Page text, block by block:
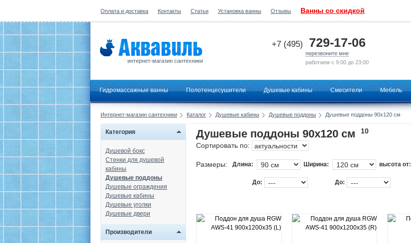
Оплата и доставка Контакты Статьи Установка ванны Отзывы Ванны со скидкой
интернет-магазин сантехники
+7 (495) 729-17-06
перезвоните мне
работаем с 9:00 до 23:00
Гидромассажные ванны Полотенцесушители Душевые кабины Смесители Мебель
Интернет-магазин сантехники Каталог Душевые кабины Душевые поддоны Душевые поддоны 90х120 см
Категория
Душевой бокс
Стенки для душевой
кабины
Душевые поддоны
Душевые ограждения
Душевые кабины
Душевые уголки
Душевые двери
Производители
Душевые поддоны 90х120 см
10
Сортировать по:
Размеры: Длина: Ширина: высота от:
До: До: